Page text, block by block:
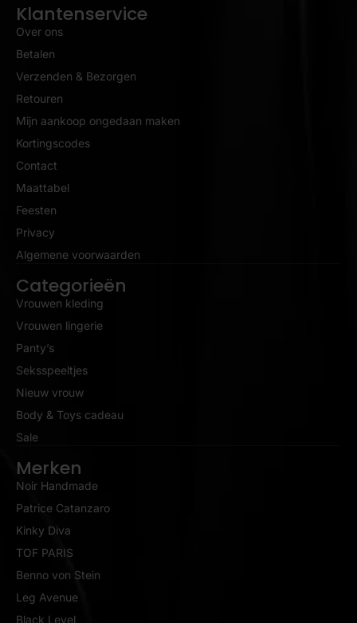
Klantenservice
Over ons
Betalen
Verzenden & Bezorgen
Retouren
Mijn aankoop ongedaan maken
Kortingscodes
Contact
Maattabel
Feesten
Privacy
Algemene voorwaarden
Categorieën
Vrouwen kleding
Vrouwen lingerie
Panty’s
Seksspeeltjes
Nieuw vrouw
Body & Toys cadeau
Sale
Merken
Noir Handmade
Patrice Catanzaro
Kinky Diva
TOF PARIS
Benno von Stein
Leg Avenue
Black Level